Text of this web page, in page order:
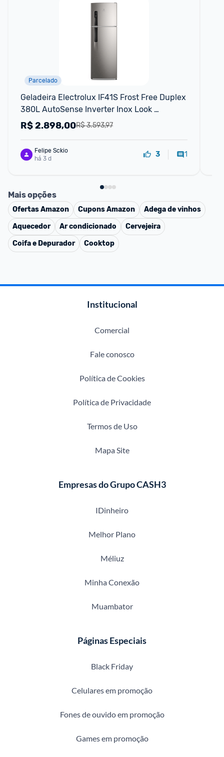
Parcelado
Geladeira Electrolux IF41S Frost Free Duplex
380L AutoSense Inverter Inox Look
Econômica Silenciosa - 110V
R$ 3.593,97
R$2.898,00
Felipe Sckio
há 3 d
3 1
Mais opções
OfertasAmazon CuponsAmazon
Adega de vinhos
Aquecedor
Ar condicionado
Cervejeira
Coifa e Depurador
Cooktop
Institucional
Comercial
Fale conosco
Política de Cookies
Política de Privacidade
Termos de Uso
Mapa Site
Empresas do Grupo CASH3
IDinheiro
Melhor Plano
Méliuz
Minha Conexão
Muambator
Páginas Especiais
Black Friday
Celulares em promoção
Fones de ouvido em promoção
Games em promoção